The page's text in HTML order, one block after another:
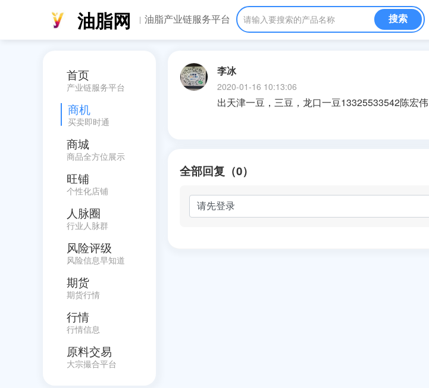
油脂网 油脂产业链服务平台 请输入要搜索的产品名称
首页
产业链服务平台
商机
买卖即时通
商城
商品全方位展示
旺铺
个性化店铺
人脉圈
行业人脉群
风险评级
风险信息早知道
期货
期货行情
行情
行情信息
原料交易
大宗撮合平台
李冰
2020-01-16 10:13:06
出天津一豆，三豆，龙口一豆13325533542陈宏伟
全部回复（0）